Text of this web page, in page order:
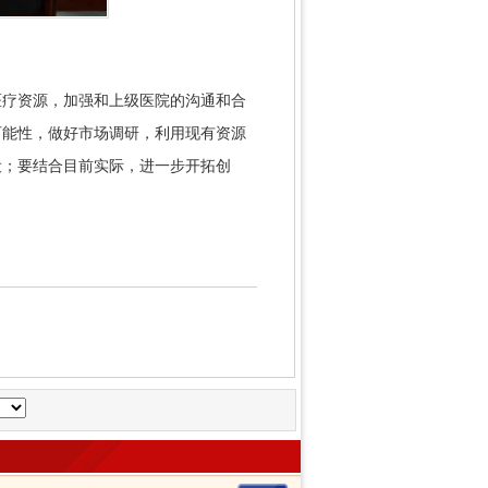
资源，加强和上级医院的沟通和合
性，做好市场调研，利用现有资源
要结合目前实际，进一步开拓创